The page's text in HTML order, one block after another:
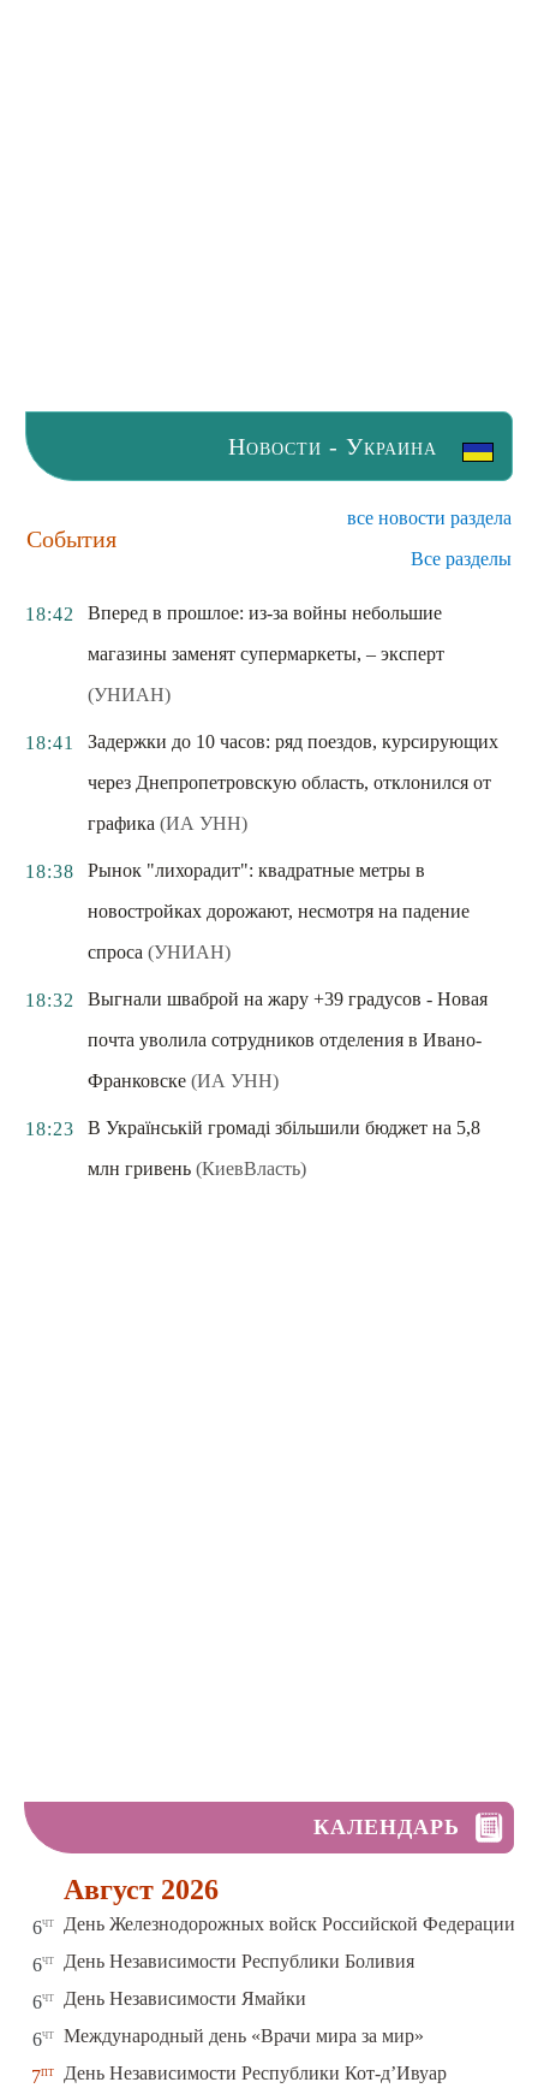
Новости - Украина
События
все новости раздела
Все разделы
18:42
Вперед в прошлое: из-за войны небольшие
магазины заменят супермаркеты, – эксперт
(УНИАН)
18:41
Задержки до 10 часов: ряд поездов, курсирующих
через Днепропетровскую область, отклонился от
графика (ИА УНН)
18:38
Рынок "лихорадит": квадратные метры в
новостройках дорожают, несмотря на падение
спроса (УНИАН)
18:32
Выгнали шваброй на жару +39 градусов - Новая
почта уволила сотрудников отделения в Ивано-
Франковске (ИА УНН)
18:23
В Українській громаді збільшили бюджет на 5,8
млн гривень (КиевВласть)
КАЛЕНДАРЬ
Август 2026
6чт День Железнодорожных войск Российской Федерации
6чт День Независимости Республики Боливия
6чт День Независимости Ямайки
6чт Международный день «Врачи мира за мир»
7пт День Независимости Республики Кот-д’Ивуар